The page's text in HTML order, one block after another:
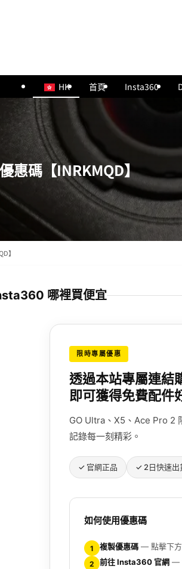
HK 首頁 Insta360
惠碼【INRKMQD】
】
哪裡買便宜
限時專屬優惠
透過本站專屬連
即可獲得免費配件
GO Ultra、X5、Ace Pro 2
記錄每一刻精彩。
✓ 官網正品 ✓ 2日快速出
如何使用優惠碼
1 複製優惠碼 — 點擊下方
2 前往 Insta360 官網 —